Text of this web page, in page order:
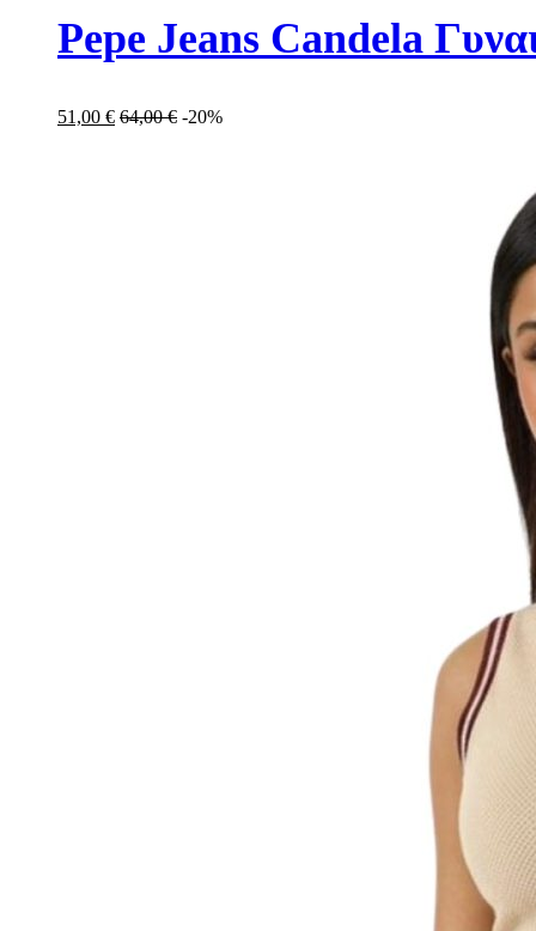
Pepe Jeans Candela
51,00 € 64,00€ -20%